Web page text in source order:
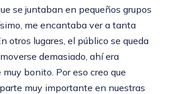
se juntaban en pequeños grupos
me encantaba ver a tanta
otros lugares, el público se queda
demasiado, ahí era
bonito. Por eso creo que
muy importante en nuestras